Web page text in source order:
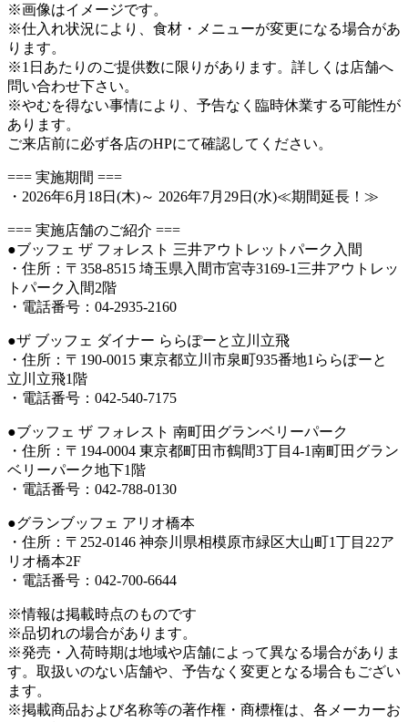
※画像はイメージです。
※仕入れ状況により、食材・メニューが変更になる場合があ
ります。
※1日あたりのご提供数に限りがあります。詳しくは店舗へ
問い合わせ下さい。
※やむを得ない事情により、予告なく臨時休業する可能性が
あります。
ご来店前に必ず各店のHPにて確認してください。
=== 実施期間 ===
・2026年6月18日(木)～ 2026年7月29日(水)≪期間延長！≫
=== 実施店舗のご紹介 ===
●ブッフェ ザ フォレスト 三井アウトレットパーク入間
・住所：〒358-8515 埼玉県入間市宮寺3169-1三井アウトレッ
トパーク入間2階
・電話番号：04-2935-2160
●ザ ブッフェ ダイナー ららぽーと立川立飛
・住所：〒190-0015 東京都立川市泉町935番地1ららぽーと
立川立飛1階
・電話番号：042-540-7175
●ブッフェ ザ フォレスト 南町田グランベリーパーク
・住所：〒194-0004 東京都町田市鶴間3丁目4-1南町田グラン
ベリーパーク地下1階
・電話番号：042-788-0130
●グランブッフェ アリオ橋本
・住所：〒252-0146 神奈川県相模原市緑区大山町1丁目22ア
リオ橋本2F
・電話番号：042-700-6644
※情報は掲載時点のものです
※品切れの場合があります。
※発売・入荷時期は地域や店舗によって異なる場合がありま
す。取扱いのない店舗や、予告なく変更となる場合もござい
ます。
※掲載商品および名称等の著作権・商標権は、各メーカーお